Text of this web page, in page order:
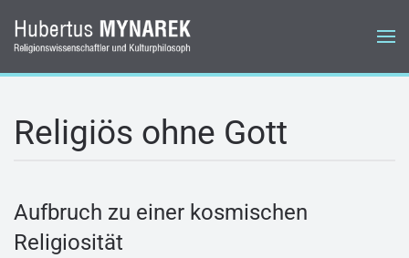
Zum Hauptinhalt springen
Religiös ohne Gott
Aufbruch zu einer kosmischen
Religiosität